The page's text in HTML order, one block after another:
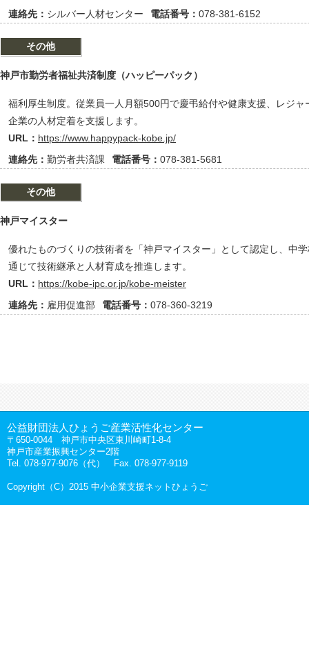
連絡先： シルバー人材センター 電話番号： 078-381-6152
その他
神戸市勤労者福祉共済制度（ハッピーパック）
福利厚生制度。従業員一人月額500円で慶弔給付や健康支援、レジ
企業の人材定着を支援します。
URL： https://www.happypack-kobe.jp/
連絡先： 勤労者共済課 電話番号： 078-381-5681
その他
神戸マイスター
優れたものづくりの技術者を「神戸マイスター」として認定し、中
通じて技術継承と人材育成を推進します。
URL： https://kobe-ipc.or.jp/kobe-meister
連絡先： 雇用促進部 電話番号： 078-360-3219
公益財団法人ひょうご産業活性化センター
〒650-0044 神戸市中央区東川崎町1-8-4
神戸市産業振興センター2階
Tel. 078-977-9076（代） Fax. 078-977-9119
Copyright（C）2015 中小企業支援ネットひょうご